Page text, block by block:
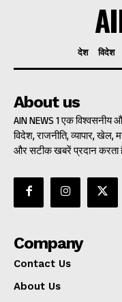
देश विदेश
About us
AIN NEWS 1 एक विश्वसनीय
विदेश, राजनीति, व्यापार,
और सटीक खबरें प्रदान करता
Company
Contact Us
About Us